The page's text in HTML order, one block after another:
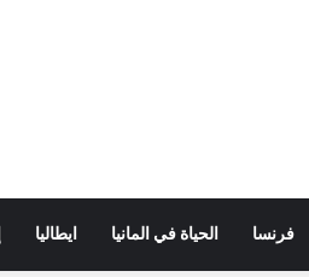
فرنسا الحياة في المانيا ايطاليا